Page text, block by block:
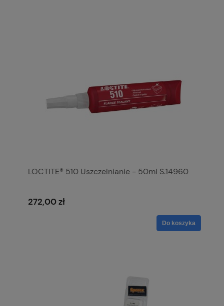
LOCTITE® 510 Uszczelnianie - 50ml S.14960
272,00 zł
Do koszyka